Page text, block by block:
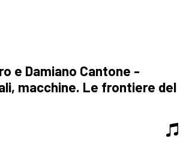
e Damiano Cantone -
macchine. Le frontiere del